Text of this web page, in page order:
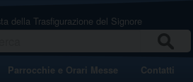
della Trasfigurazione del Signore
Parrocchie e Orari Messe Contatti